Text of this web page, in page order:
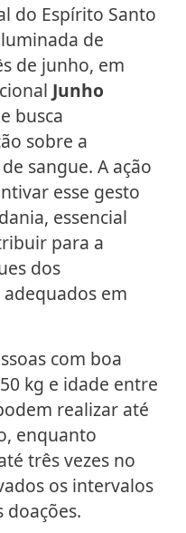
do Espírito Santo
de
de junho, em
Junho
busca
sobre a
sangue. A ação
esse gesto
essencial
para a
dos
em
com boa
kg e idade entre
realizar até
enquanto
três vezes no
os intervalos
doações.